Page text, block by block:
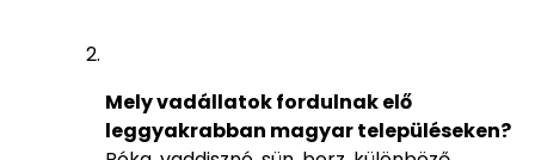
Mely vadállatok fordulnak elő
leggyakrabban magyar településeken?